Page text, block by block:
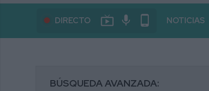
DIRECTO live_tv mic phone_android NOTICIAS
BÚSQUEDA AVANZADA: